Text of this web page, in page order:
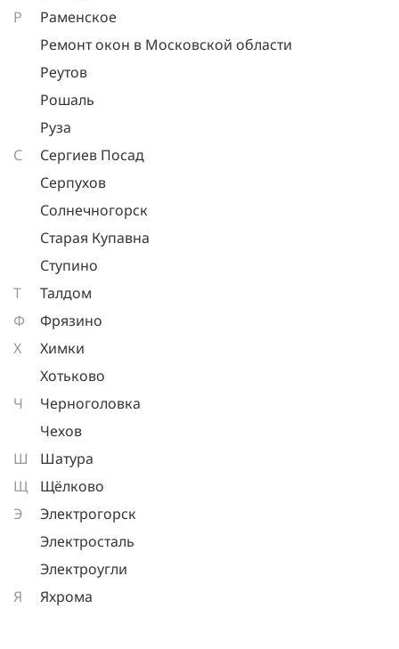
Р
Раменское
Ремонт окон в Московской области
Реутов
Рошаль
Руза
С
Сергиев Посад
Серпухов
Солнечногорск
Старая Купавна
Ступино
Т
Талдом
Ф
Фрязино
Х
Химки
Хотьково
Ч
Черноголовка
Чехов
Ш
Шатура
Щ
Щёлково
Э
Электрогорск
Электросталь
Электроугли
Я
Яхрома